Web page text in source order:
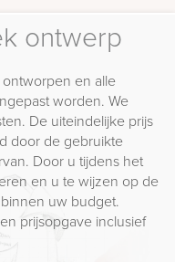
ontwerp
en alle
worden. We
De uiteindelijke prijs
door de gebruikte
Door u tijdens het
en u te wijzen op de
uw budget.
prijsopgave inclusief